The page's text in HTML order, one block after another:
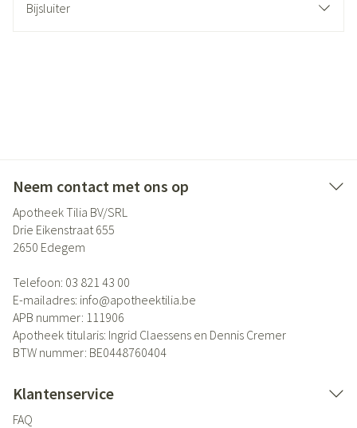
Bijsluiter
Neem contact met ons op
Apotheek Tilia BV/SRL
Drie Eikenstraat 655
2650 Edegem
Telefoon: 03 821 43 00
E-mailadres: info@apotheektilia.be
APB nummer: 111906
Apotheek titularis: Ingrid Claessens en Dennis Cremer
BTW nummer: BE0448760404
Klantenservice
FAQ